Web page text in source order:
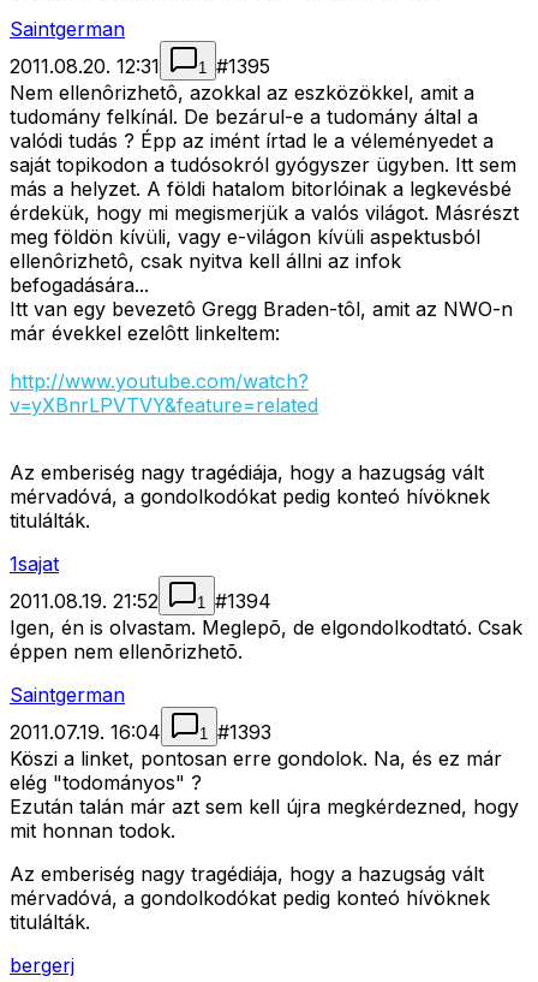
Saintgerman
2011.08.20. 12:31
1 #1395
Nem ellenôrizhetô, azokkal az eszközökkel, amit a
tudomány felkínál. De bezárul-e a tudomány által a
valódi tudás ? Épp az imént írtad le a véleményedet a
saját topikodon a tudósokról gyógyszer ügyben. Itt sem
más a helyzet. A földi hatalom bitorlóinak a legkevésbé
érdekük, hogy mi megismerjük a valós világot. Másrészt
meg földön kívüli, vagy e-világon kívüli aspektusból
ellenôrizhetô, csak nyitva kell állni az infok
befogadására...
Itt van egy bevezetô Gregg Braden-tôl, amit az NWO-n
már évekkel ezelôtt linkeltem:
http://www.youtube.com/watch?
v=yXBnrLPVTVY&feature=related
Az emberiség nagy tragédiája, hogy a hazugság vált
mérvadóvá, a gondolkodókat pedig konteó hívöknek
titulálták.
1sajat
2011.08.19. 21:52
1 #1394
Igen, én is olvastam. Meglepõ, de elgondolkodtató. Csak
éppen nem ellenõrizhetõ.
Saintgerman
2011.07.19. 16:04
1 #1393
Köszi a linket, pontosan erre gondolok. Na, és ez már
elég "todományos" ?
Ezután talán már azt sem kell újra megkérdezned, hogy
mit honnan todok.
Az emberiség nagy tragédiája, hogy a hazugság vált
mérvadóvá, a gondolkodókat pedig konteó hívöknek
titulálták.
bergerj